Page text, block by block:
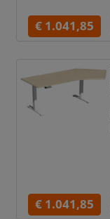
€ 1.041,85
€ 1.041,85